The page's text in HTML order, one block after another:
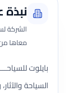
الشركة
معاها
بايلوت